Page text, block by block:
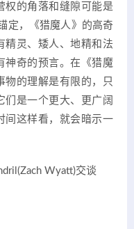
权的角落和缝隙可能是
定，《猎魔人》的高奇
精灵、矮人、地精和法
神奇的预言。在《猎魔
物的理解是有限的，只
们是一个更大、更广阔
间这样看，就会暗示一
Wyatt)交谈